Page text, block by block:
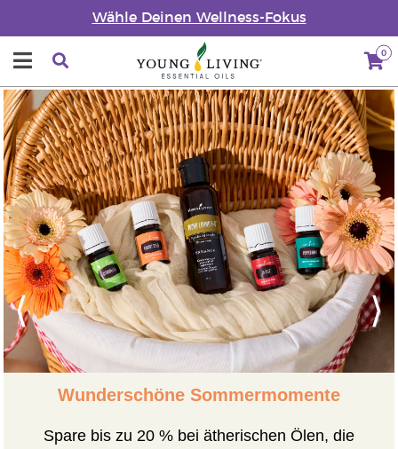
Wähle Deinen Wellness-Fokus
0
Wunderschöne Sommermomente
Spare bis zu 20 % bei ätherischen Ölen, die
Previous